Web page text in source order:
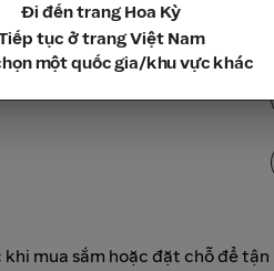
mua sắm hoặc đặt chỗ để
Đi đến trang Hoa Kỳ
tục ở trang Việt Nam
một quốc gia/khu vực khác